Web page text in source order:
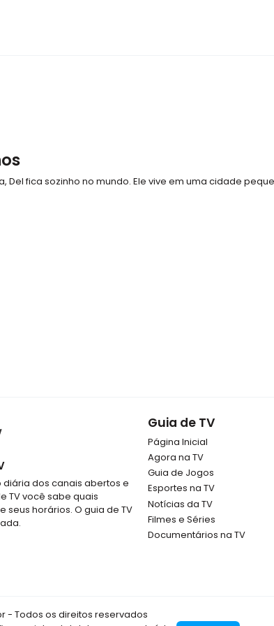
Del fica sozinho no mundo. Ele vive em uma cidade
dos canais abertos e
TV você sabe quais
seus horários. O guia de TV
Guia de TV
Página Inicial
Agora na TV
Guia de Jogos
Esportes na TV
Notícias da TV
Filmes e Séries
Documentários na TV
- Todos os direitos reservados